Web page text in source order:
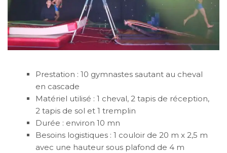
Prestation : 10 gymnastes sautant au cheval
en cascade
Matériel utilisé : 1 cheval, 2 tapis de réception,
2 tapis de sol et 1 tremplin
Durée : environ 10 mn
Besoins logistiques : 1 couloir de 20 m x 2,5 m
avec une hauteur sous plafond de 4 m